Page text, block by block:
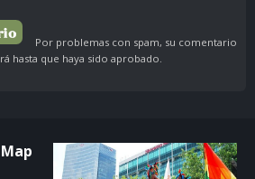
Por problemas con spam, su comentario
hasta que haya sido aprobado.